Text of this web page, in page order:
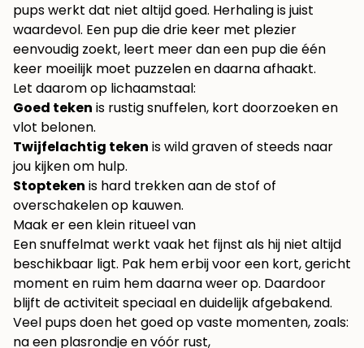
pups werkt dat niet altijd goed. Herhaling is juist
waardevol. Een pup die drie keer met plezier
eenvoudig zoekt, leert meer dan een pup die één
keer moeilijk moet puzzelen en daarna afhaakt.
Let daarom op lichaamstaal:
Goed teken is rustig snuffelen, kort doorzoeken en
vlot belonen.
Twijfelachtig teken is wild graven of steeds naar
jou kijken om hulp.
Stopteken is hard trekken aan de stof of
overschakelen op kauwen.
Maak er een klein ritueel van
Een snuffelmat werkt vaak het fijnst als hij niet altijd
beschikbaar ligt. Pak hem erbij voor een kort, gericht
moment en ruim hem daarna weer op. Daardoor
blijft de activiteit speciaal en duidelijk afgebakend.
Veel pups doen het goed op vaste momenten, zoals:
na een plasrondje en vóór rust,